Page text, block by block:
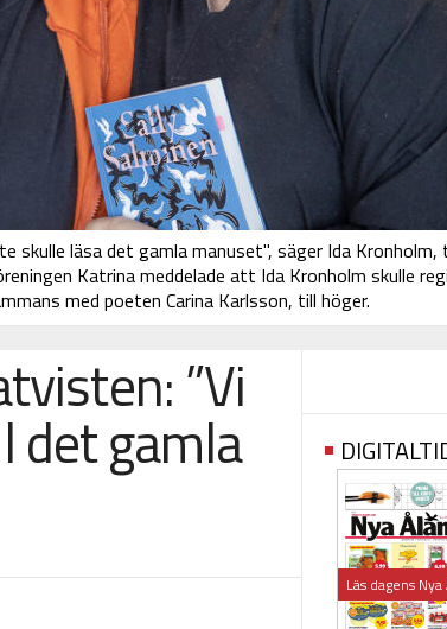
skulle läsa det gamla manuset", säger Ida
Katrina meddelade att Ida Kronholm skulle
med poeten Carina Karlsson, till höger.
”Vi
det gamla
Läs dagens